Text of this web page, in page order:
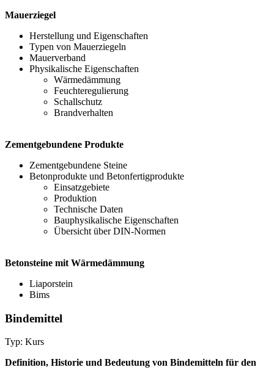
Mauerziegel
Herstellung und Eigenschaften
Typen von Mauerziegeln
Mauerverband
Physikalische Eigenschaften
Wärmedämmung
Feuchteregulierung
Schallschutz
Brandverhalten
Zementgebundene Produkte
Zementgebundene Steine
Betonprodukte und Betonfertigprodukte
Einsatzgebiete
Produktion
Technische Daten
Bauphysikalische Eigenschaften
Übersicht über DIN-Normen
Betonsteine mit Wärmedämmung
Liaporstein
Bims
Bindemittel
Typ: Kurs
Definition, Historie und Bedeutung von Bindemitteln für den